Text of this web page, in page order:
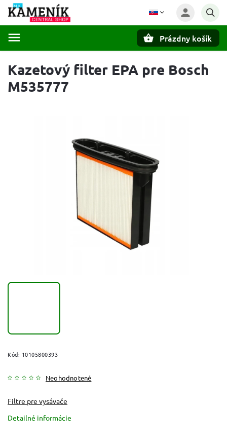
Prázdny košík
Kazetový filter EPA pre Bosch
M535777
Kód: 10105800393
Neohodnotené
Filtre pre vysávače
Detailné informácie